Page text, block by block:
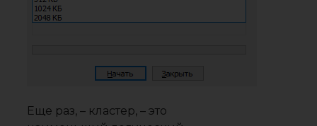
Еще раз, – кластер, – это